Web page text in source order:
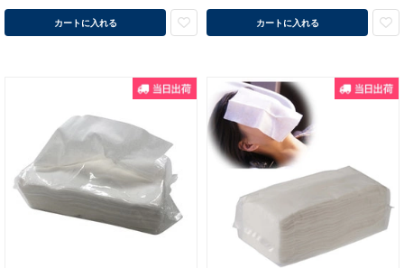
カートに入れる カートに入れる